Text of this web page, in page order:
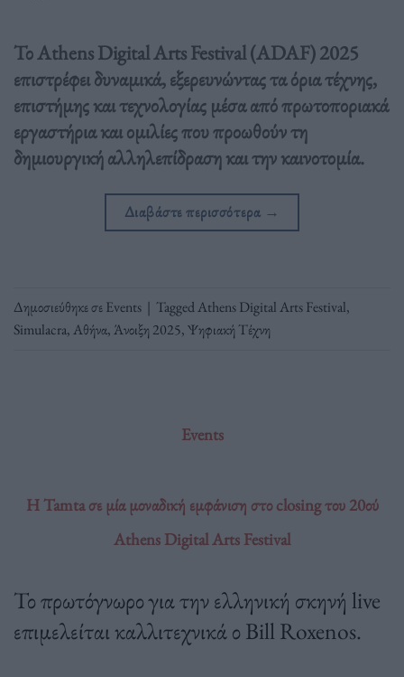
Το Athens Digital Arts Festival (ADAF) 2025
επιστρέφει δυναμικά, εξερευνώντας τα όρια τέχνης,
επιστήμης και τεχνολογίας μέσα από πρωτοποριακά
εργαστήρια και ομιλίες που προωθούν τη
δημιουργική αλληλεπίδραση και την καινοτομία.
Διαβάστε περισσότερα →
Δημοσιεύθηκε σεEvents | TaggedAthens Digital Arts Festival,
Simulacra,Αθήνα,Άνοιξη 2025,Ψηφιακή Τέχνη
Events
H Tamta σε μία μοναδική εμφάνιση στο closing του 20ού
Athens Digital Arts Festival
Το πρωτόγνωρο για την ελληνική σκηνή live
επιμελείται καλλιτεχνικά ο Bill Roxenos.